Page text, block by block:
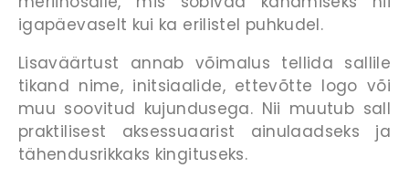
igapäevaselt kui ka erilistel puhkudel.
Lisaväärtust annab võimalus tellida sallile
tikand nime, initsiaalide, ettevõtte logo või
muu soovitud kujundusega. Nii muutub sall
praktilisest aksessuaarist ainulaadseks ja
tähendusrikkaks kingituseks.